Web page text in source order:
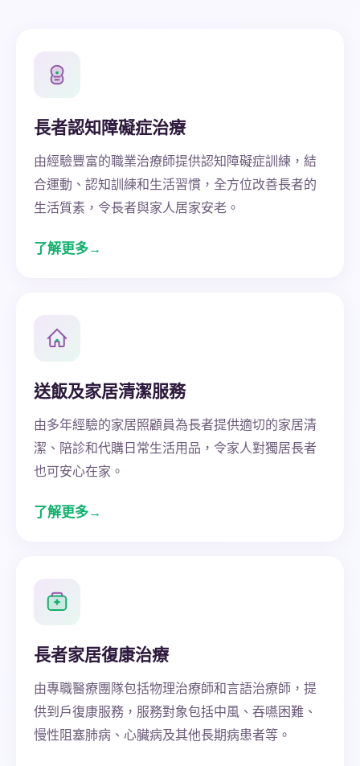
長者認知障礙症治療
由經驗豐富的職業治療師提供認知障礙症訓練，結
合運動、認知訓練和生活習慣，全方位改善長者的
生活質素，令長者與家人居家安老。
了解更多→
送飯及家居清潔服務
由多年經驗的家居照顧員為長者提供適切的家居清
潔、陪診和代購日常生活用品，令家人對獨居長者
也可安心在家。
了解更多→
長者家居復康治療
由專職醫療團隊包括物理治療師和言語治療師，提
供到戶復康服務，服務對象包括中風、吞嚥困難、
慢性阻塞肺病、心臟病及其他長期病患者等。